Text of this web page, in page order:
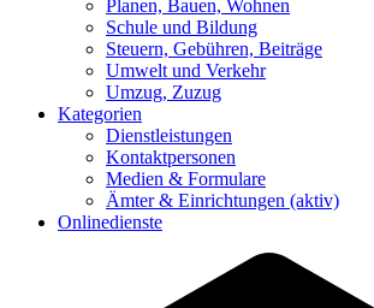
Planen, Bauen, Wohnen
Schule und Bildung
Steuern, Gebühren, Beiträge
Umwelt und Verkehr
Umzug, Zuzug
Kategorien
Dienstleistungen
Kontaktpersonen
Medien & Formulare
Ämter & Einrichtungen (aktiv)
Onlinedienste